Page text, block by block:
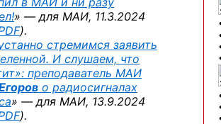
» — для МАИ, 11.3.2024
).
стремимся заявить
И слушаем, что
преподаватель МАИ
о радиосигналах
» — для МАИ, 13.9.2024
).